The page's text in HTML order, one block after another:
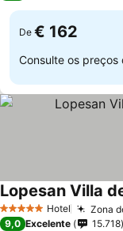
De € 162
Consulte os preços
5 Estrelas Hotel Zona
Lopesan Villa
9,0 Excelente 15.718